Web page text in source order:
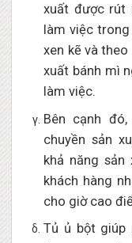
xuất được rút
làm việc
xen kẽ và
xuất bánh mì
làm việc.
Bên cạnh
chuyền sản
khả năng sản
khách hàng
cho giờ cao
Tủ ủ bột giúp